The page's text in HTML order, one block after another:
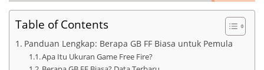
Table of Contents
Panduan Lengkap: Berapa GB FF Biasa untuk Pemula
Apa Itu Ukuran Game Free Fire?